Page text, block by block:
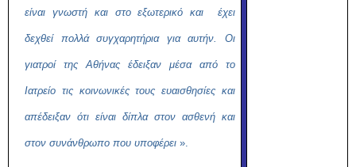
είναι γνωστή και στο εξωτερικό και έχει
δεχθεί πολλά συγχαρητήρια για αυτήν. Οι
γιατροί της Αθήνας έδειξαν μέσα από το
Ιατρείο τις κοινωνικές τους ευαισθησίες και
απέδειξαν ότι είναι δίπλα στον ασθενή και
στον συνάνθρωπο που υποφέρει ».